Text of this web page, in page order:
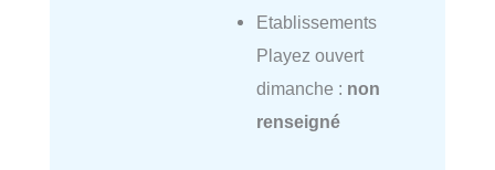
Etablissements
Playez ouvert
dimanche : non
renseigné